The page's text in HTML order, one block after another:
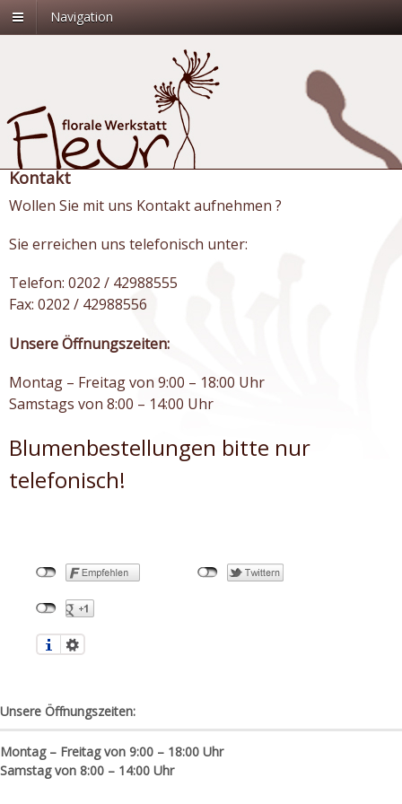
Navigation
Kontakt
Wollen Sie mit uns Kontakt aufnehmen ?
Sie erreichen uns telefonisch unter:
Telefon: 0202 / 42988555
Fax: 0202 / 42988556
Unsere Öffnungszeiten:
Montag – Freitag von 9:00 – 18:00 Uhr
Samstags von 8:00 – 14:00 Uhr
Blumenbestellungen bitte nur
telefonisch!
Unsere Öffnungszeiten:
Montag – Freitag von 9:00 – 18:00 Uhr
Samstag von 8:00 – 14:00 Uhr